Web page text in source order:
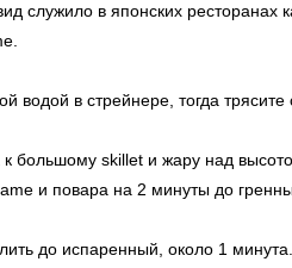
служило в японских ресторанах
в стрейнере, тогда
большому skillet и жару над
и повара на 2 минуты до
до испаренный, около 1